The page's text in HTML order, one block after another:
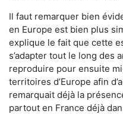
Il faut remarquer bien
en Europe est bien plus
explique le fait que cette
s’adapter tout le long des
reproduire pour ensuite
territoires d’Europe afin
remarquait déjà la
partout en France déjà